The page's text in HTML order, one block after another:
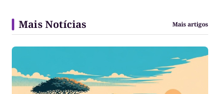
Mais Notícias Mais artigos